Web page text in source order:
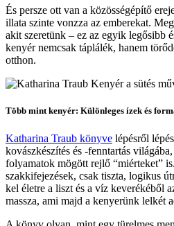
És persze ott van a közösségépítő
illata szinte vonzza az emberekat.
akit szeretünk – ez az egyik legősibb
kenyér nemcsak táplálék, hanem
otthon.
Több mint kenyér: Különleges ízek és
Katharina Traub könyve lépésről
kovászkészítés és -fenntartás
folyamatok mögött rejlő “miérteket”
szakkifejezések, csak tiszta, logikus
kel életre a liszt és a víz keverékéből
massza, ami majd a kenyerünk lelkét